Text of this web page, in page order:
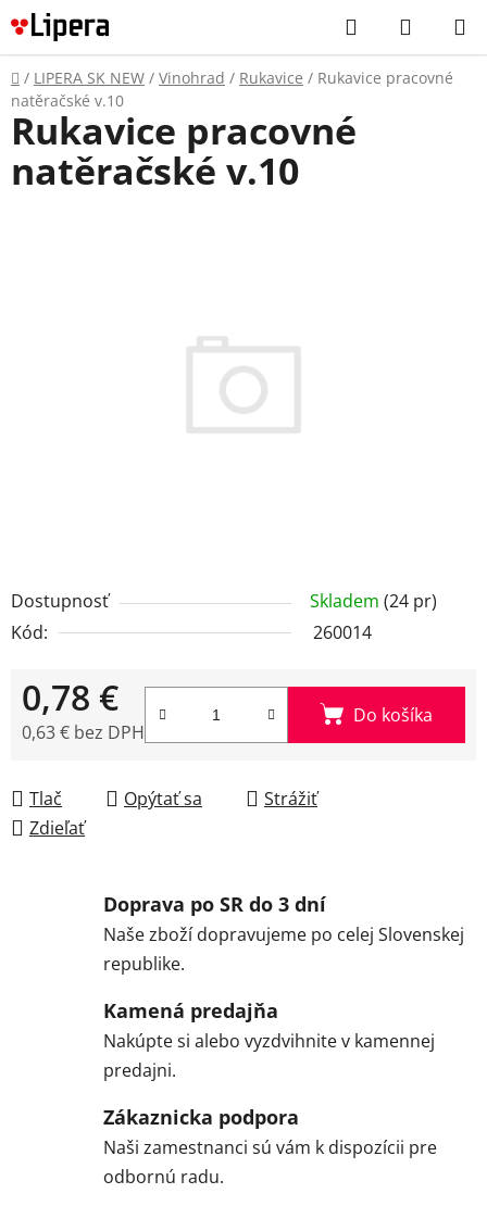
Prejsť
na
obsah
Hľadať
KOŠÍK
Domov
/ LIPERA SK NEW / Vinohrad / Rukavice / Rukavice pracovné
natěračské v.10
Dostupnosť Skladem (24 pr)
Kód:
260014
0,78 €
0,63 € bez DPH
Do košíka
Tlač Opýtať sa
Strážiť
Zdieľať
Rukavice pracovné
natěračské v.10
Doprava po SR do 3 dní
Naše zboží dopravujeme po celej Slovenskej
republike.
Kamená predajňa
Nakúpte si alebo vyzdvihnite v kamennej
predajni.
Zákaznicka podpora
Naši zamestnanci sú vám k dispozícii pre
odbornú radu.